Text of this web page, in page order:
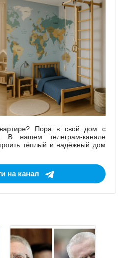
Пора в свой дом с
В нашем телеграм-канале
тёплый и надёжный дом
на канал